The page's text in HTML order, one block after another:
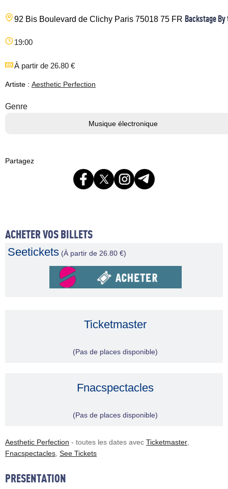
92 Bis Boulevard de Clichy Paris 75018 75 FR Backstage
19:00
À partir de 26.80 €
Artiste : Aesthetic Perfection
Genre
Musique électronique
Partagez
ACHETER VOS BILLETS
Seetickets (À partir de 26.80 €)
Ticketmaster
(Pas de places disponible)
Fnacspectacles
(Pas de places disponible)
Aesthetic Perfection - toutes les dates avec Ticketmaster,
Fnacspectacles, See Tickets
PRESENTATION